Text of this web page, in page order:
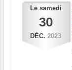
Le samedi
30
DÉC. 2023